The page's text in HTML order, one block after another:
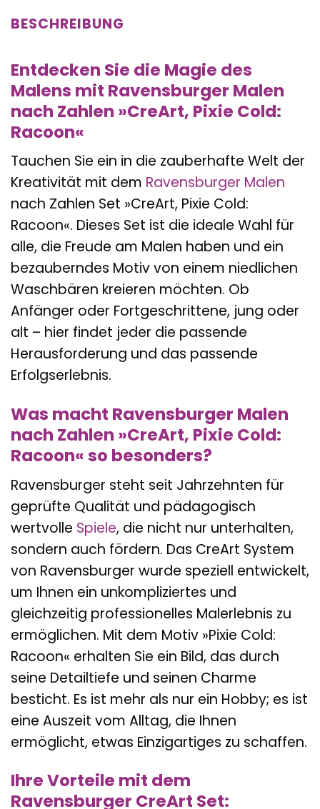
BESCHREIBUNG
Entdecken Sie die Magie des
Malens mit Ravensburger Malen
nach Zahlen »CreArt, Pixie Cold:
Racoon«
Tauchen Sie ein in die zauberhafte Welt der
Kreativität mit dem Ravensburger Malen
nach Zahlen Set »CreArt, Pixie Cold:
Racoon«. Dieses Set ist die ideale Wahl für
alle, die Freude am Malen haben und ein
bezauberndes Motiv von einem niedlichen
Waschbären kreieren möchten. Ob
Anfänger oder Fortgeschrittene, jung oder
alt – hier findet jeder die passende
Herausforderung und das passende
Erfolgserlebnis.
Was macht Ravensburger Malen
nach Zahlen »CreArt, Pixie Cold:
Racoon« so besonders?
Ravensburger steht seit Jahrzehnten für
geprüfte Qualität und pädagogisch
wertvolle Spiele, die nicht nur unterhalten,
sondern auch fördern. Das CreArt System
von Ravensburger wurde speziell entwickelt,
um Ihnen ein unkompliziertes und
gleichzeitig professionelles Malerlebnis zu
ermöglichen. Mit dem Motiv »Pixie Cold:
Racoon« erhalten Sie ein Bild, das durch
seine Detailtiefe und seinen Charme
besticht. Es ist mehr als nur ein Hobby; es ist
eine Auszeit vom Alltag, die Ihnen
ermöglicht, etwas Einzigartiges zu schaffen.
Ihre Vorteile mit dem
Ravensburger CreArt Set: